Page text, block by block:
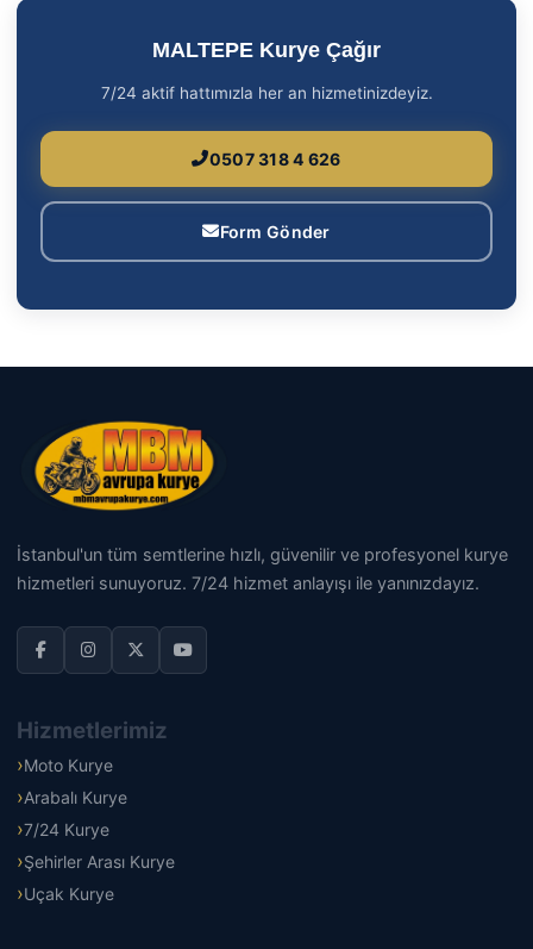
MALTEPE Kurye Çağır
7/24 aktif hattımızla her an hizmetinizdeyiz.
0507 318 4 626
Form Gönder
İstanbul'un tüm semtlerine hızlı, güvenilir ve profesyonel kurye
hizmetleri sunuyoruz. 7/24 hizmet anlayışı ile yanınızdayız.
Hizmetlerimiz
Moto Kurye
Arabalı Kurye
7/24 Kurye
Şehirler Arası Kurye
Uçak Kurye